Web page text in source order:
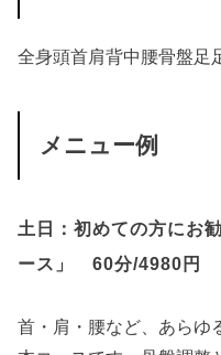
全身頭首肩背中腰骨盤足
メニュー例
土日：初めての方にお
ース」 60分/4980円
首・肩・腰など、あらゆ